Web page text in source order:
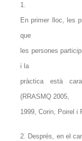
1.
En primer lloc, les
que
les persones
i la
pràctica està
(RRASMQ 2005,
1999, Corin, Poirel i
2. Després, en el